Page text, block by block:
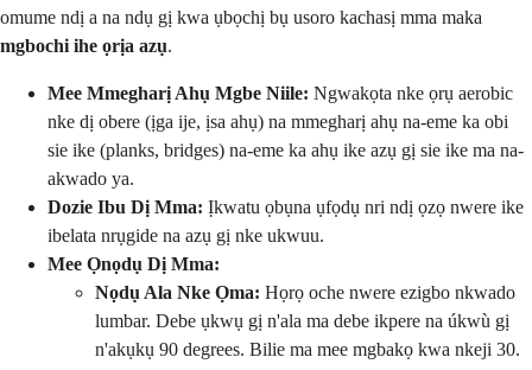
omume ndị a na ndụ gị kwa ụbọchị bụ usoro kachasị mma maka
mgbochi ihe ọrịa azụ.
Mee Mmegharị Ahụ Mgbe Niile: Ngwakọta nke ọrụ aerobic
nke dị obere (ịga ije, ịsa ahụ) na mmegharị ahụ na-eme ka obi
sie ike (planks, bridges) na-eme ka ahụ ike azụ gị sie ike ma na-
akwado ya.
Dozie Ibu Dị Mma: Ịkwatu ọbụna ụfọdụ nri ndị ọzọ nwere ike
ibelata nrụgide na azụ gị nke ukwuu.
Mee Ọnọdụ Dị Mma:
Nọdụ Ala Nke Ọma: Họrọ oche nwere ezigbo nkwado
lumbar. Debe ụkwụ gị n'ala ma debe ikpere na úkwù gị
n'akụkụ 90 degrees. Bilie ma mee mgbakọ kwa nkeji 30.